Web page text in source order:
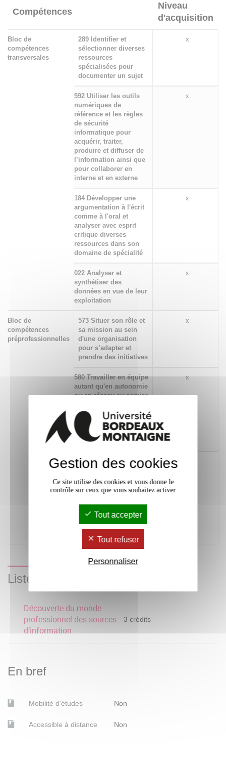
Compétences
Niveau
d'acquisition
Bloc de
compétences
transversales
289 Identifier et
sélectionner diverses
ressources
spécialisées pour
documenter un sujet
x
592 Utiliser les outils
numériques de
référence et les règles
de sécurité
informatique pour
acquérir, traiter,
produire et diffuser de
l’information ainsi que
pour collaborer en
interne et en externe
x
184 Développer une
argumentation à l'écrit
comme à l'oral et
analyser avec esprit
critique diverses
ressources dans son
domaine de spécialité
x
022 Analyser et
synthétiser des
données en vue de leur
exploitation
x
Bloc de
compétences
préprofessionnelles
573 Situer son rôle et
sa mission au sein
d'une organisation
pour s’adapter et
prendre des initiatives
x
580 Travailler en équipe
autant qu'en autonomie
ou en réseau au service
prise d'initiatives,
respect de principes
déontologiques et
capacité d'adaptation
x
294 Identifier et situer
les champs
professionnels
potentiellement en
de la formation ainsi
que les parcours
possibles pour y
accéder
Liste des enseignements
Découverte du monde
professionnel des sources
d’information
3 crédits
En bref
Mobilité d'études Non
Accessible à distance Non
Gestion des cookies
Ce site utilise des cookies et vous donne le
contrôle sur ceux que vous souhaitez activer
Tout accepter
Tout refuser
Personnaliser